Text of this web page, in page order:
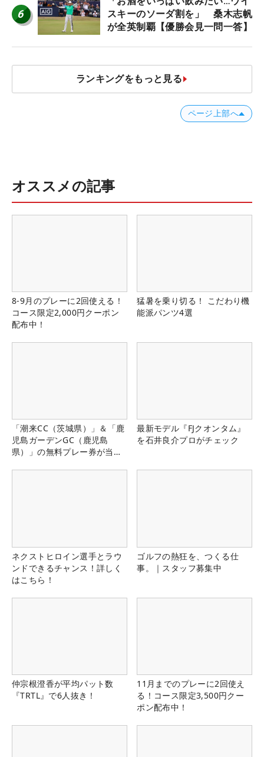
6
スキーのソーダ割を」 桑木志帆
が全英制覇【優勝会見一問一答】
ランキングをもっと見る
ページ上部へ
オススメの記事
8-9月のプレーに2回使える！
コース限定2,000円クーポン
配布中！
猛暑を乗り切る！ こだわり機
能派パンツ4選
「潮来CC（茨城県）」＆「鹿
児島ガーデンGC（鹿児島
県）」の無料プレー券が当た
最新モデル『FJクオンタム』
を石井良介プロがチェック
ネクストヒロイン選手とラウ
ンドできるチャンス！詳しく
はこちら！
ゴルフの熱狂を、つくる仕
事。｜スタッフ募集中
仲宗根澄香が平均パット数
『TRTL』で6人抜き！
11月までのプレーに2回使え
る！コース限定3,500円クー
ポン配布中！